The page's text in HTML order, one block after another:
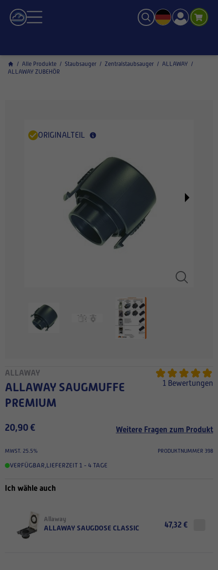
/ Alle Produkte / Staubsauger / Zentralstaubsauger / ALLAWAY /
ALLAWAY ZUBEHÖR
ORIGINALTEIL
ALLAWAY
ALLAWAY SAUGMUFFE
PREMIUM
1 Bewertungen
20,90 € Weitere Fragen zum Produkt
MWST. 25.5% PRODUKTNUMMER 398
VERFÜGBAR,LIEFERZEIT 1 - 4 TAGE
Ich wähle auch
Allaway
ALLAWAY SAUGDOSE CLASSIC 47,32 €